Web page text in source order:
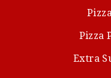
Pizza
Extra